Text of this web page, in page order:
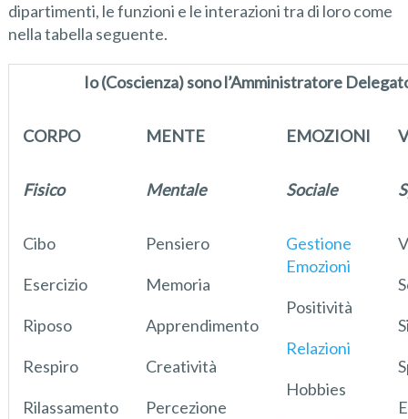
dipartimenti, le funzioni e le interazioni tra di loro come
nella tabella seguente.
Io (Coscienza) sono l’Amministratore
CORPO MENTE EMOZIONI
Fisico Mentale Sociale
Cibo
Esercizio
Riposo
Respiro
Rilassamento
Pensiero
Memoria
Apprendimento
Creatività
Percezione
Gestione
Emozioni
Positività
Relazioni
Hobbies